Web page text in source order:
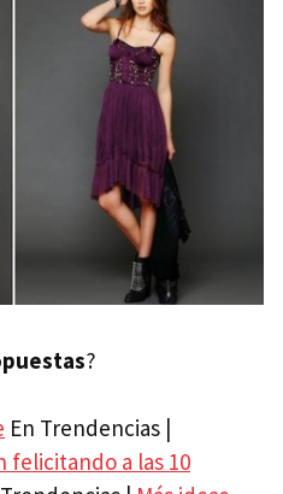
?
En Trendencias |
felicitando a las 10